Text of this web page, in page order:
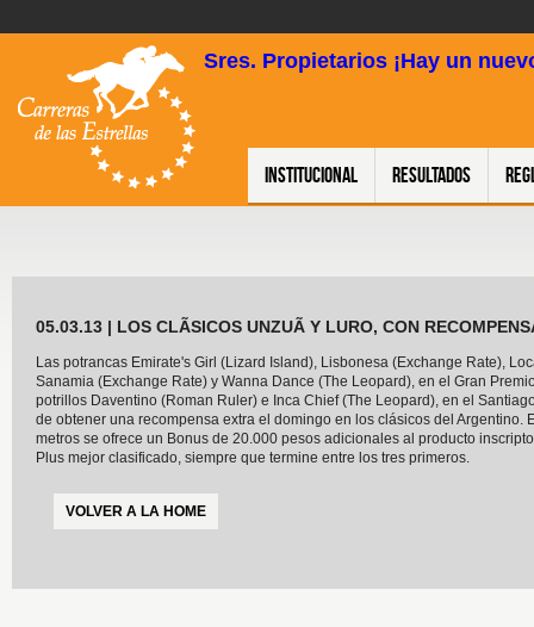
Sres. Propietarios ¡Hay un
Institucional Resultados
05.03.13 | LOS CLÃSICOS UNZUÃ Y LURO, CON
Las potrancas Emirate's Girl (Lizard Island), Lisbonesa (Exchange Rate),
Sanamia (Exchange Rate) y Wanna Dance (The Leopard), en el Gran
potrillos Daventino (Roman Ruler) e Inca Chief (The Leopard), en el
de obtener una recompensa extra el domingo en los clásicos del Argentino.
metros se ofrece un Bonus de 20.000 pesos adicionales al producto
Plus mejor clasificado, siempre que termine entre los tres primeros.
VOLVER A LA HOME